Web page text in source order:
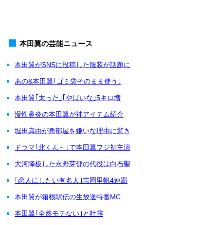
本田翼の芸能ニュース
本田翼がSNSに投稿した服装が話題に
あの&本田翼｢ゴミ袋そのまま使う｣
本田翼｢太った｣｢やばいな｣5キロ増
慢性鼻炎の本田翼が神アイテム紹介
堀田真由が角部屋を嫌いな理由に驚き
ドラマ｢北くん～｣で本田翼フジ初主演
大河降板した永野芽郁の代役は白石聖
｢恋人にしたい有名人｣吉岡里帆4連覇
本田翼が箱根駅伝の生放送特番MC
本田翼｢全然モテない｣と吐露